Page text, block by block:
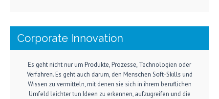
Corporate Innovation
Es geht nicht nur um Produkte, Prozesse, Technologien oder
Verfahren. Es geht auch darum, den Menschen Soft-Skills und
Wissen zu vermitteln, mit denen sie sich in ihrem beruflichen
Umfeld leichter tun Ideen zu erkennen, aufzugreifen und die